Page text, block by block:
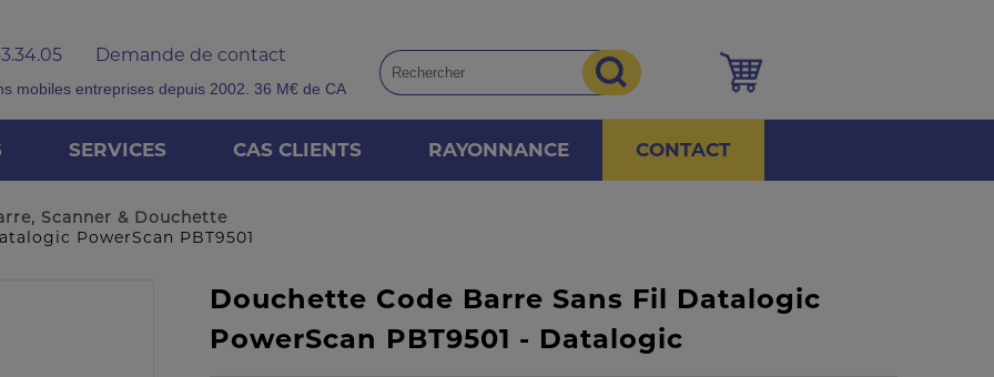
Demande de contact
mobiles entreprises depuis 2002. 36 M€ de CA
SERVICES CAS CLIENTS RAYONNANCE CONTACT
Scanner & Douchette
PowerScan PBT9501
Douchette Code Barre Sans Fil Datalogic
PowerScan PBT9501 - Datalogic